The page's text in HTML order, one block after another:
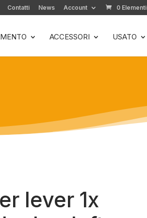
Contatti News Account 0 Elementi
ACCESSORI USATO
lever 1x